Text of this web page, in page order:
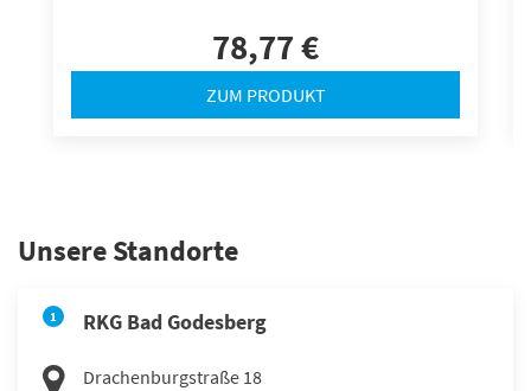
78,77 €
ZUM PRODUKT
Unsere Standorte
1 RKG Bad Godesberg
Drachenburgstraße 18